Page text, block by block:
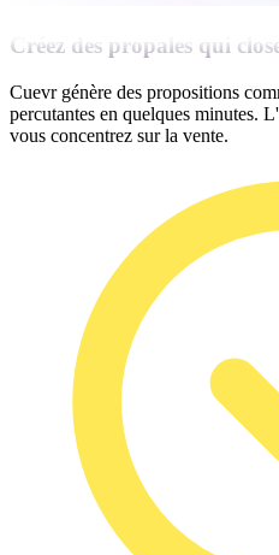
Créez des propales qui
Cuevr génère des propositions
percutantes en quelques minutes.
vous concentrez sur la vente.